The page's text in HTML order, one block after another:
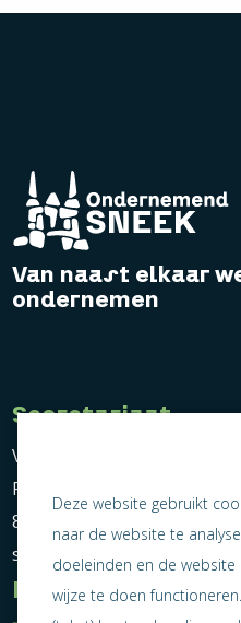
Van naast elkaar
ondernemen
Secretariaat
Vereniging Ondernemend
Postbus 464
8600 AL Sneek
Informatie
Deze website gebruikt
naar de website te
doeleinden en de
wijze te doen